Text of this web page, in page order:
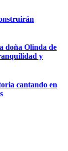
doña Olinda de
y
cantando en